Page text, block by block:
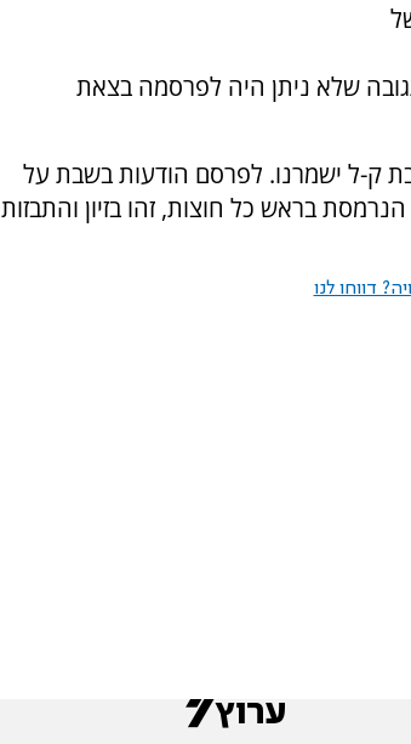
שלא ניתן היה לפרסמה בצאת
ק-ל ישמרנו. לפרסם הודעות בשבת על
בראש כל חוצות, זהו בזיון והתבזות
דווחו לנו